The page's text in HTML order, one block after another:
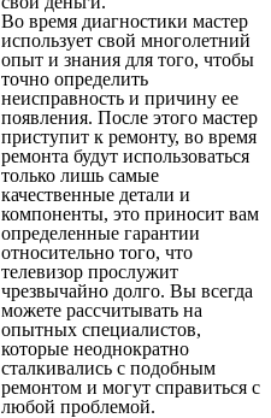
Во время диагностики мастер
использует свой многолетний
опыт и знания для того, чтобы
точно определить
неисправность и причину ее
появления. После этого мастер
приступит к ремонту, во время
ремонта будут использоваться
только лишь самые
качественные детали и
компоненты, это приносит вам
определенные гарантии
относительно того, что
телевизор прослужит
чрезвычайно долго. Вы всегда
можете рассчитывать на
опытных специалистов,
которые неоднократно
сталкивались с подобным
ремонтом и могут справиться с
любой проблемой.